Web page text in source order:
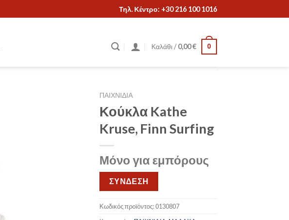
Τηλ. Κέντρο: +30 216 100 1016
Καλάθι /0,00€ 0
ΠΑΙΧΝΙΔΙΑ
Κούκλα Kathe
Kruse, Finn Surfing
Μόνο για εμπόρους
ΣΥΝΔΕΣΗ
Κωδικός προϊόντος:0130807